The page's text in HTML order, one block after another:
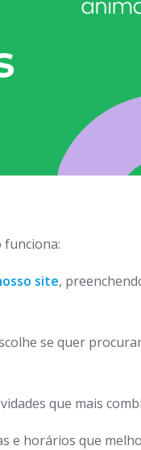
funciona:
site,
se quer
que mais
e horários que